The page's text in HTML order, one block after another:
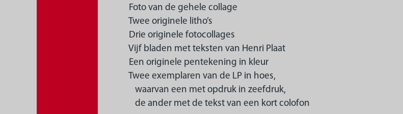
Foto van de gehele collage
Twee originele litho’s
Drie originele fotocollages
Vijf bladen met teksten van Henri Plaat
Een originele pentekening in kleur
Twee exemplaren van de LP in hoes,
waarvan een met opdruk in zeefdruk,
de ander met de tekst van een kort colofon